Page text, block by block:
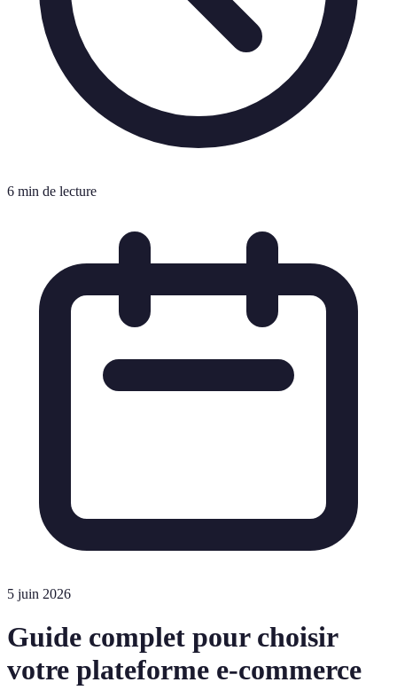
6 min de lecture
5 juin 2026
Guide complet pour choisir
votre plateforme e-commerce